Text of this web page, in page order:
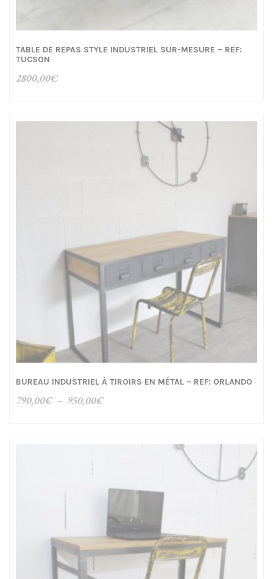
TABLE DE REPAS STYLE INDUSTRIEL SUR-MESURE – REF:
TUCSON
2800,00€
BUREAU INDUSTRIEL À TIROIRS EN MÉTAL – REF: ORLANDO
790,00€ – 950,00€Plage